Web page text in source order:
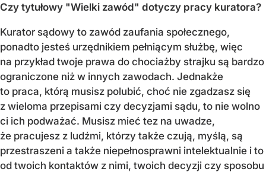
Czy tytułowy "Wielki zawód" dotyczy pracy kuratora?
Kurator sądowy to zawód zaufania społecznego,
ponadto jesteś urzędnikiem pełniącym służbę, więc
na przykład twoje prawa do chociażby strajku są bardzo
ograniczone niż w innych zawodach. Jednakże
to praca, którą musisz polubić, choć nie zgadzasz się
z wieloma przepisami czy decyzjami sądu, to nie wolno
ci ich podważać. Musisz mieć tez na uwadze,
że pracujesz z ludźmi, którzy także czują, myślą, są
przestraszeni a także niepełnosprawni intelektualnie i to
od twoich kontaktów z nimi, twoich decyzji czy sposobu